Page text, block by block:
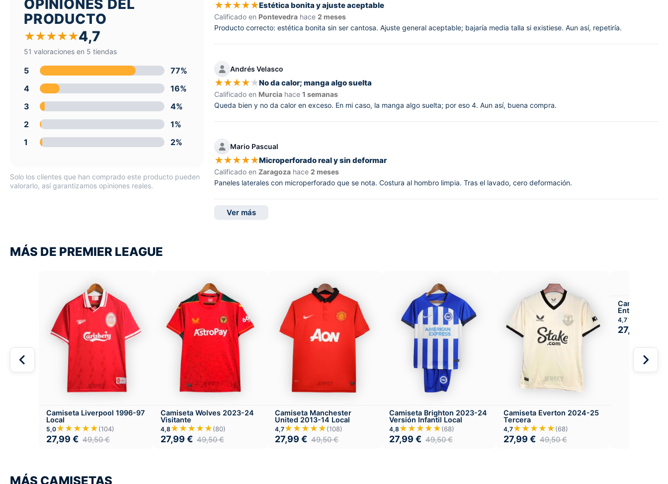
OPINIONES DEL
PRODUCTO
★★★★★4,7
51 valoraciones en 5 tiendas
5
77%
4
16%
3
4%
2
1%
1
2%
Solo los clientes que han comprado este producto pueden
valorarlo, así garantizamos opiniones reales.
★★★★★Estética bonita y ajuste aceptable
Calificado en Pontevedra hace2 meses
Producto correcto: estética bonita sin ser cantosa. Ajuste general aceptable; bajaría media talla si existiese. Aun así, repetiría.
Andrés Velasco
★★★★★No da calor; manga algo suelta
Calificado en Murcia hace1 semanas
Queda bien y no da calor en exceso. En mi caso, la manga algo suelta; por eso 4. Aun así, buena compra.
Mario Pascual
★★★★★Microperforado real y sin deformar
Calificado enZaragoza hace2 meses
Paneles laterales con microperforado que se nota. Costura al hombro limpia. Tras el lavado, cero deformación.
Ver más
MÁS DE PREMIER LEAGUE
Camiseta Liverpool 1996-97
Local
5,0★★★★★(104)
27,99 € 49,50€
Camiseta Wolves 2023-24
Visitante
4,8 ★★★★★(80)
27,99 € 49,50€
Camiseta Manchester
United 2013-14 Local
4,7★★★★★(108)
27,99 € 49,50€
Camiseta Brighton 2023-24
Versión Infantil Local
4,8 ★★★★★(68)
27,99 € 49,50€
Camiseta Everton 2024-25
Tercera
4,7★★★★★(68)
27,99 € 49,50€
Camiseta
4,7
27,99
MÁS CAMISETAS